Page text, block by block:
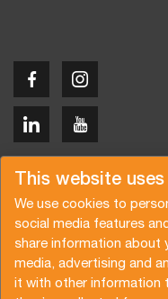
This website
We use cookies to
social media features
share information about
media, advertising and
it with other information
Copyright © 2026 Van
Demandez un devis